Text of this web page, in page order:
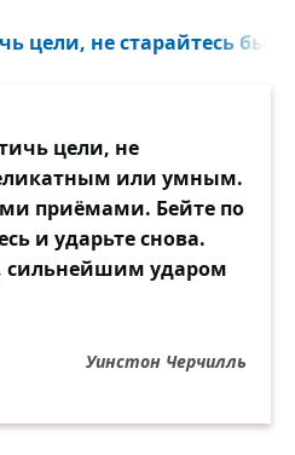
цели, не старайтесь
цели, не
или умным.
приёмами. Бейте по
и ударьте снова.
сильнейшим ударом
Уинстон Черчилль